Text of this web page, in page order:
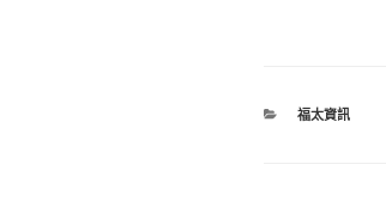
分
福太資訊